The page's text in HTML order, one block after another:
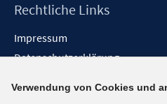
Rechtliche Links
Impressum
Datenschutzerklärung
Barrieren melden
Verwendung von Cookies und